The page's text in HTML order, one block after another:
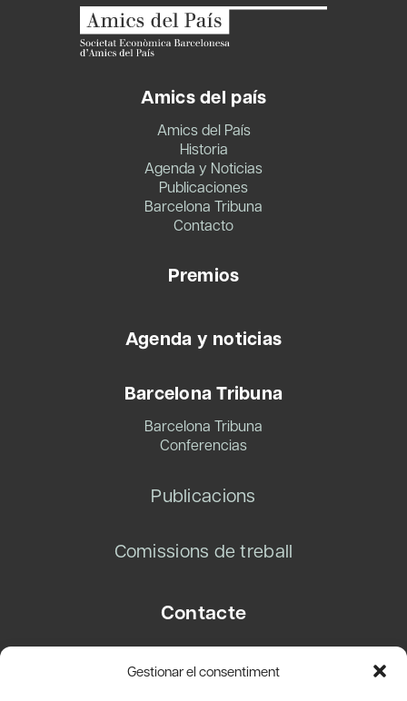
Gestionar el consentiment
Amics del país
Amics del País
Historia
Agenda y Noticias
Publicaciones
Barcelona Tribuna
Contacto
Premios
Agenda y noticias
Barcelona Tribuna
Barcelona Tribuna
Conferencias
Publicacions
Comissions de treball
Contacte
08003 Barcelona